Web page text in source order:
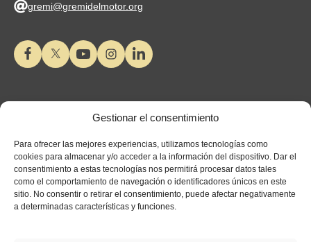
Gestionar el consentimiento
Para ofrecer las mejores experiencias, utilizamos tecnologías como
cookies para almacenar y/o acceder a la información del dispositivo. Dar el
consentimiento a estas tecnologías nos permitirá procesar datos tales
como el comportamiento de navegación o identificadores únicos en este
sitio. No consentir o retirar el consentimiento, puede afectar negativamente
a determinadas características y funciones.
gremi@gremidelmotor.org